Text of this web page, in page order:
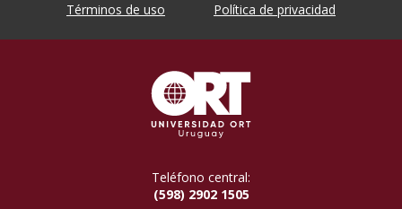
Términos de uso Política de privacidad
Teléfono central:
(598) 2902 1505